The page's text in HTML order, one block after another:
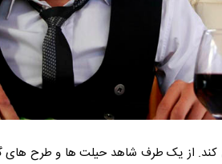
در دو محور روایت می کند. از یک طرف شاهد حیلت ها